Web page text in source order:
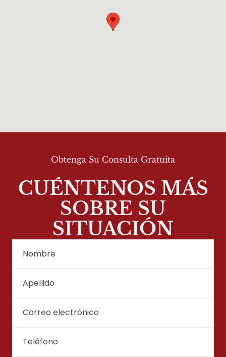
Obtenga Su Consulta Gratuita
CUÉNTENOS MÁS
SOBRE SU
SITUACIÓN